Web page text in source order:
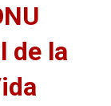
de la